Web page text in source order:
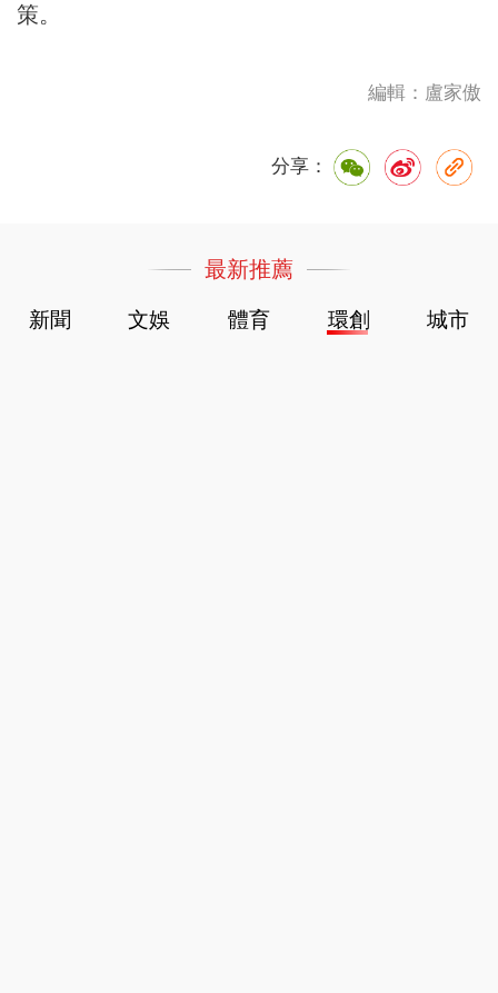
策。
編輯：盧家傲
分享：
最新推薦
新聞 文娛 體育 環創 城市